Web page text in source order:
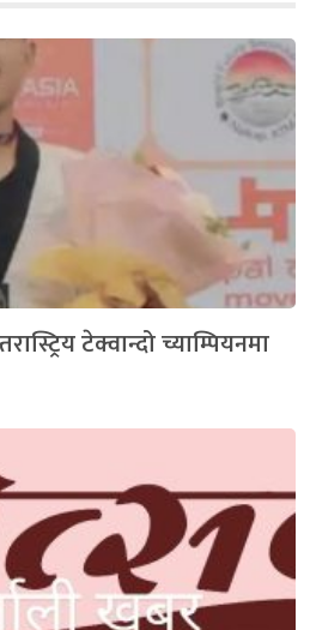
टेक्वान्दो च्याम्पियनमा